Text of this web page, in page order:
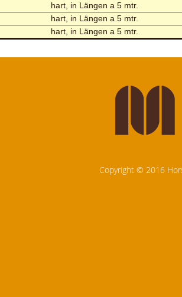
hart, in Längen a 5 mtr.
hart, in Längen a 5 mtr.
hart, in Längen a 5 mtr.
Copyright © 2016